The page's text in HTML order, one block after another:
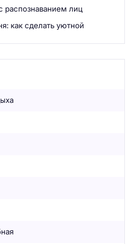
лиц
как сделать уютной